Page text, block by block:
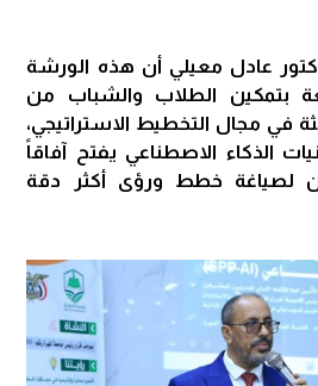
عادل معيلي أن هذه الورشة
بتمكين الطلاب والشباب من
في مجال التخطيط الاستراتيجي،
الذكاء الاصطناعي يفتح آفاقاً
لصياغة خطط ورؤى أكثر دقة